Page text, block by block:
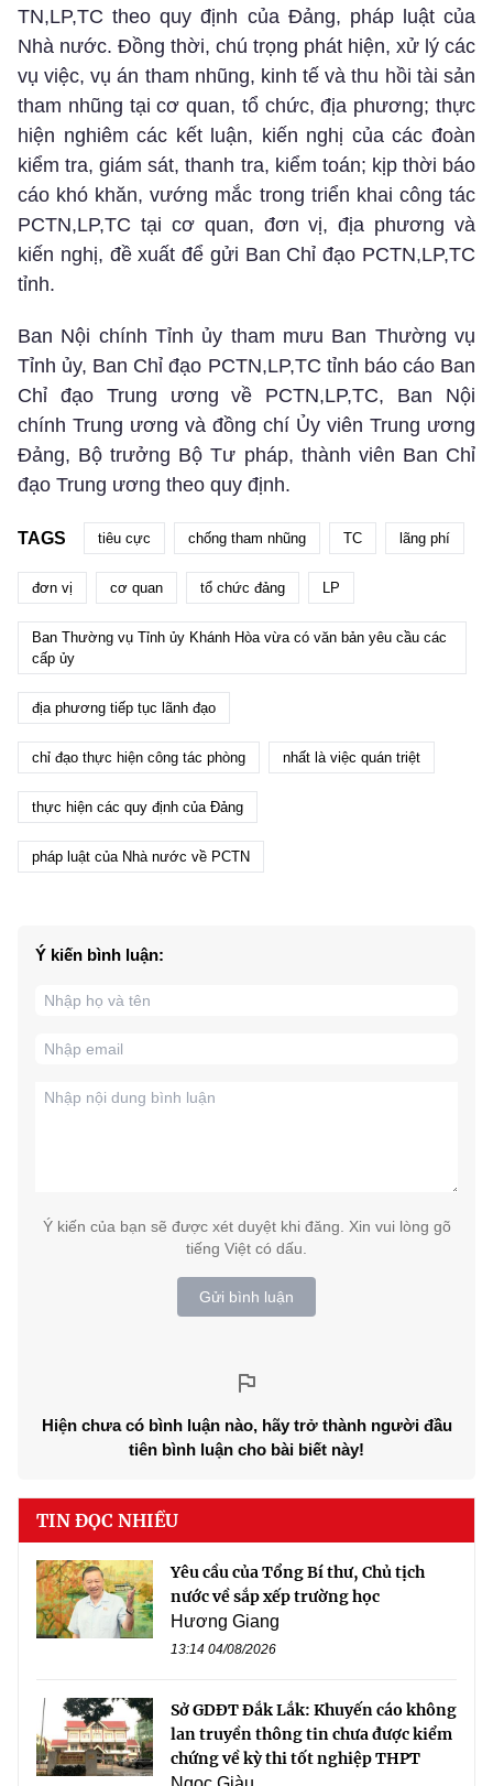
TN,LP,TC theo quy định của Đảng, pháp luật của
Nhà nước. Đồng thời, chú trọng phát hiện, xử lý các
vụ việc, vụ án tham nhũng, kinh tế và thu hồi tài sản
tham nhũng tại cơ quan, tổ chức, địa phương; thực
hiện nghiêm các kết luận, kiến nghị của các đoàn
kiểm tra, giám sát, thanh tra, kiểm toán; kịp thời báo
cáo khó khăn, vướng mắc trong triển khai công tác
PCTN,LP,TC tại cơ quan, đơn vị, địa phương và
kiến nghị, đề xuất để gửi Ban Chỉ đạo PCTN,LP,TC
tỉnh.
Ban Nội chính Tỉnh ủy tham mưu Ban Thường vụ
Tỉnh ủy, Ban Chỉ đạo PCTN,LP,TC tỉnh báo cáo Ban
Chỉ đạo Trung ương về PCTN,LP,TC, Ban Nội
chính Trung ương và đồng chí Ủy viên Trung ương
Đảng, Bộ trưởng Bộ Tư pháp, thành viên Ban Chỉ
đạo Trung ương theo quy định.
TAGS tiêu cực chống tham nhũng TC lãng phí
đơn vị cơ quan tổ chức đảng LP
Ban Thường vụ Tỉnh ủy Khánh Hòa vừa có văn bản yêu cầu các
cấp ủy
địa phương tiếp tục lãnh đạo
chỉ đạo thực hiện công tác phòng nhất là việc quán triệt
thực hiện các quy định của Đảng
pháp luật của Nhà nước về PCTN
Ý kiến bình luận:
Ý kiến của bạn sẽ được xét duyệt khi đăng. Xin vui lòng gõ
tiếng Việt có dấu.
Gửi bình luận
Hiện chưa có bình luận nào, hãy trở thành người đầu
tiên bình luận cho bài biết này!
TIN ĐỌC NHIỀU
Yêu cầu của Tổng Bí thư, Chủ tịch
nước về sắp xếp trường học
Hương Giang
13:14 04/08/2026
Sở GDĐT Đắk Lắk: Khuyến cáo không
lan truyền thông tin chưa được kiểm
chứng về kỳ thi tốt nghiệp THPT